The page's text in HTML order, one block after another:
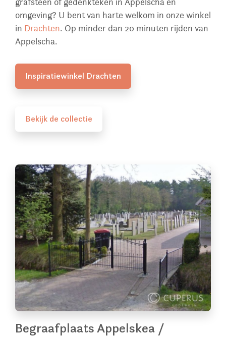
omgeving? U bent van harte welkom in onze winkel
in Drachten. Op minder dan 20 minuten rijden van
Appelscha.
Inspiratiewinkel Drachten
Bekijk de collectie
Begraafplaats Appelskea /